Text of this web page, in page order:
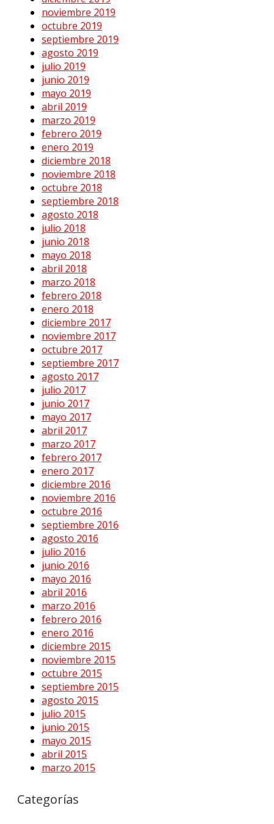
noviembre 2019
octubre 2019
septiembre 2019
agosto 2019
julio 2019
junio 2019
mayo 2019
abril 2019
marzo 2019
febrero 2019
enero 2019
diciembre 2018
noviembre 2018
octubre 2018
septiembre 2018
agosto 2018
julio 2018
junio 2018
mayo 2018
abril 2018
marzo 2018
febrero 2018
enero 2018
diciembre 2017
noviembre 2017
octubre 2017
septiembre 2017
agosto 2017
julio 2017
junio 2017
mayo 2017
abril 2017
marzo 2017
febrero 2017
enero 2017
diciembre 2016
noviembre 2016
octubre 2016
septiembre 2016
agosto 2016
julio 2016
junio 2016
mayo 2016
abril 2016
marzo 2016
febrero 2016
enero 2016
diciembre 2015
noviembre 2015
octubre 2015
septiembre 2015
agosto 2015
julio 2015
junio 2015
mayo 2015
abril 2015
marzo 2015
Categorías